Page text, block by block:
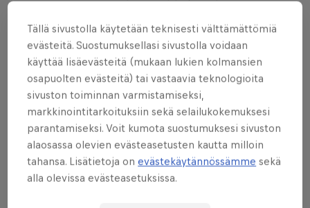
Eiranranta, Helsinki
🕖 10.7. klo 16-20
Eiranrannassa järjestettävä tapahtuma tarjoaa
yleisölle unohtumattoman elämyksen, joka jatkuu
päivästä iltaan meren äärellä. Luvassa on näyttävää
skeittausta, kesäistä tunnelmaa, musiikkia, grillausta
sekä legendaarinen saunalautta. Paikalle saapuu niin
paikallisia kuin kansainvälisiäkin skeittaajia, eikä
Tällä sivustolla käytetään teknisesti välttämättömiä
evästeitä. Suostumuksellasi sivustolla voidaan
käyttää lisäevästeitä (mukaan lukien kolmansien
osapuolten evästeitä) tai vastaavia teknologioita
sivuston toiminnan varmistamiseksi,
markkinointitarkoituksiin sekä selailukokemuksesi
parantamiseksi. Voit kumota suostumuksesi sivuston
alaosassa olevien evästeasetusten kautta milloin
tahansa. Lisätietoja onevästekäytännössämme sekä
alla olevissa evästeasetuksissa.